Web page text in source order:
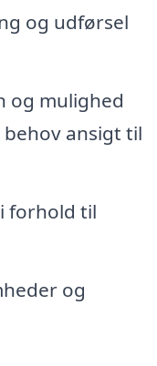
og udførsel
og mulighed
ansigt til
forhold til
og